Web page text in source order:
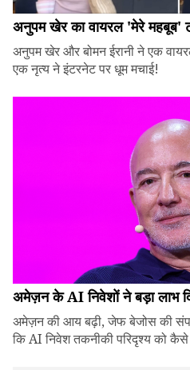
अनुपम खेर का वायरल 'मेरे महबूब'
अनुपम खेर और बोमन ईरानी ने एक
एक नृत्य ने इंटरनेट पर धूम मचाई!
अमेज़न के AI निवेशों ने बड़ा लाभ
अमेज़न की आय बढ़ी, जेफ बेजोस की
कि AI निवेश तकनीकी परिदृश्य को